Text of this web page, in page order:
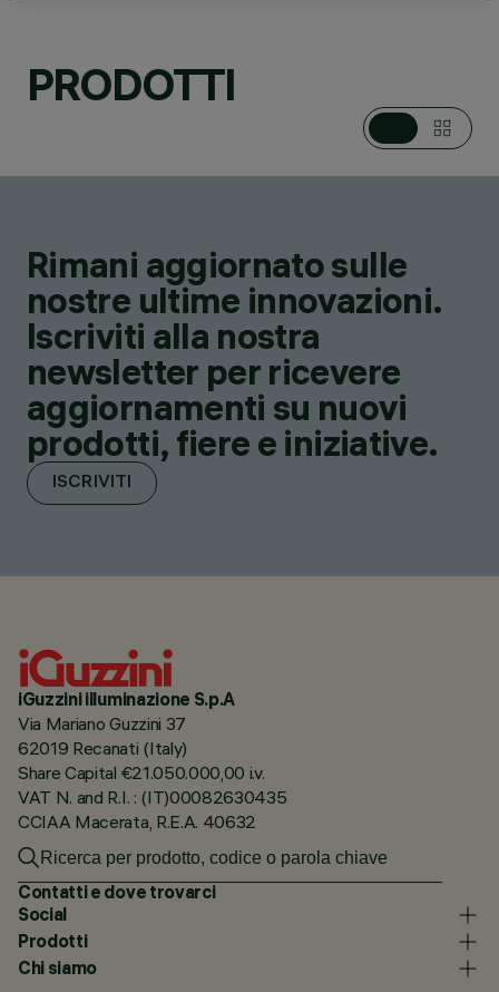
PRODOTTI
13
PRODOTTI
Rimani aggiornato sulle
nostre ultime innovazioni.
Iscriviti alla nostra
newsletter per ricevere
aggiornamenti su nuovi
prodotti, fiere e iniziative.
ISCRIVITI
iGuzzini illuminazione S.p.A
Via Mariano Guzzini 37
62019 Recanati (Italy)
Share Capital €21.050.000,00 i.v.
VAT N. and R.I. : (IT)00082630435
CCIAA Macerata, R.E.A. 40632
Contatti e dove trovarci
Social
Prodotti
Chi siamo